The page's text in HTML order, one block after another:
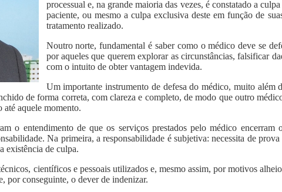
processual e, na grande maioria das vezes, é constatado a
paciente, ou mesmo a culpa exclusiva deste em função de
tratamento realizado.
Noutro norte, fundamental é saber como o médico deve se
por aqueles que querem explorar as circunstâncias, falsificar
com o intuito de obter vantagem indevida.
Um importante instrumento de defesa do médico, muito além
de forma correta, com clareza e completo, de modo que outro
aquele momento.
o entendimento de que os serviços prestados pelo médico encerram
Na primeira, a responsabilidade é subjetiva: necessita de
existência de culpa.
científicos e pessoais utilizados e, mesmo assim, por motivos
por conseguinte, o dever de indenizar.